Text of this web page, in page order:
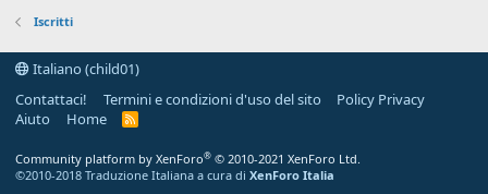
Iscritti
Italiano (child01)
Contattaci!
Termini e condizioni d'uso del sito
Policy Privacy
Aiuto
Home
R
Community platform by XenForo® © 2010-2021 XenForo Ltd.
©2010-2018 Traduzione Italiana a cura di XenForo Italia